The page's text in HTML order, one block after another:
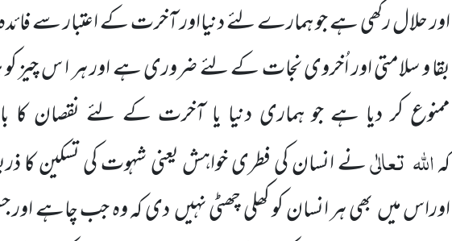
اور حلال رکھی ہےجو ہمارے لئے دنیااور آخرت کے اعتبار سے
بقا و سلامتی اور اُخروی نجات کے لئے ضروری ہے اور ہر ا س چیز
ممنوع کر دیا ہے جو ہماری دنیا یا آخرت کے لئے نقصان
کہاللہ تعالٰینے انسان کی فطری خواہش یعنی شہوت کی تسکین کا
اوراس میں بھی ہر انسان کو کھلی چھٹی نہیں دی کہ وہ جب